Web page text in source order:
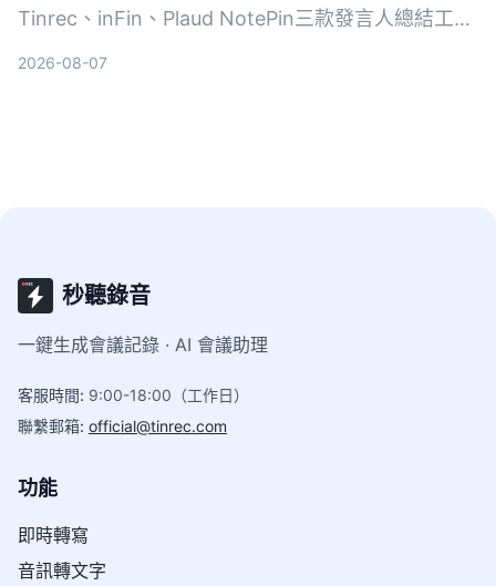
Tinrec、inFin、Plaud NotePin三款發言人總結工
2026-08-07
秒聽錄音
一鍵生成會議記錄 · AI 會議助理
客服時間: 9:00-18:00（工作日）
聯繫郵箱: official@tinrec.com
功能
即時轉寫
音訊轉文字